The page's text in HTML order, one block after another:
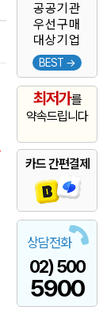
공공기관
우선구매
대상기업
BEST →
최저가를
약속드립니다
카드 간편결제
상담전화
02) 500
5900